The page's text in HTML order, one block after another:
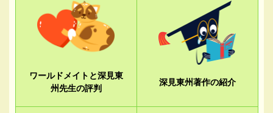
ワールドメイトと深見東
州先生の評判
深見東州著作の紹介